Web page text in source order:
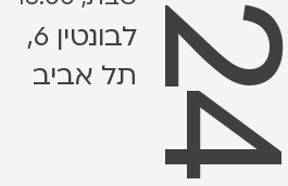
לבונטין 6,
תל אביב